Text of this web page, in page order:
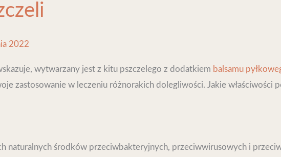
2022
wytwarzany jest z kitu pszczelego z dodatkiem balsamu
zastosowanie w leczeniu różnorakich dolegliwości. Jakie właściwości
naturalnych środków przeciwbakteryjnych, przeciwwirusowych i